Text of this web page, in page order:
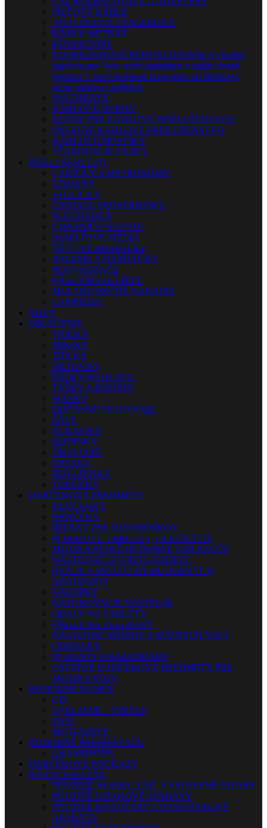
SIEŤOVÉ KÁBLE
ANALÓGOVÉ STAGEBOXY
KÁBLE METRÁŽ
KONEKTORY
KONEKTOROVÉ REDUKCIENájdite si vhodnú
redukciu pre Vaše audio zariadenie a zažite skvelý
komfort + nové možnosti prepojenia pri štúdiovej,
alebo pódiovej aplikácii.
PATCHBAYE
KÁBLOVÉ BUBNY
KUFRE PRE KÁBLOVÉ PRÍSLUŠENSTVO
OSTATNÉ KÁBLOVÉ PRÍSLUŠENSTVO
KÁBLOVÉ MOSTÍKY
SŤAHOVACIE PÁSKY
PRÍSLUŠENSTVO
LADIČKY A METRONÓMY
STOJANY
STOLIČKY
ČISTIACE PROSTRIEDKY
SLÚCHADLÁ
CHRÁNIČE SLUCHU
PAMÄŤOVÉ MÉDIÁ
SIEŤOVÉ ADAPTÉRY
BATÉRIE A NABÍJAČKY
ROZVÁDZAČE
ZÁSUVKOVÉ LIŠTY
MULTIFUNKČNÉ NÁRADIE
LAMPIČKY
NOTY
OBLEČENIE
TRIČKÁ
MIKINY
TIELKA
ŠILTOVKY
ŠATKY NA HLAVU
TAŠKY A BATOHY
MASKY
DOČASNÉ TETOVANIE
ŠÁLY
RUKAVICE
HODINKY
OKULIARE
OPASKY
PEŇAŽENKY
TOPÁNKY
DARČEKOVÉ PREDMETY
KĽÚČENKY
HRNČEKY
ŠPERKY PRE HUDOBNÍKOV
PLECHOVÉ TABUĽKY, DEKORÁCIE
MUZIKANTSKÉ HUDOBNÉ USB KĽÚČE
NÁSTENNÉ LP VINYL HODINY
REPLIKY-MINIATÚRY HUDOBNÝCH
NÁSTROJOV
NÁLEPKY
NAFUKOVACIE NÁSTROJE
OBALY NA TABLETY
OBALY NA TELEFÓNY
NÁSTENNÉ HODINY Z RÔZNYCH VECÍ
ODZNAKY
PLAGÁTY A KALENDÁRE
OSTATNÉ DARČEKOVÉ PREDMETY PRE
MUZIKANTOV
HUDOBNÉ NOSIČE
CD
LP PLATNE – VINYLY
DVD
MG KAZETY
HUDOBNÉ PREHRÁVAČE
GRAMOFÓNY
DARČEKOVÉ POUKAZY
B-STOCK/BAZÁR
POUŽITÉ, ROZBALENÉ, VYSTAVENÉ GITARY
POUŽITÉ GITAROVÉ APARÁTY
POUŽITÉ BASGITARY A BASGITAROVÉ
APARÁTY